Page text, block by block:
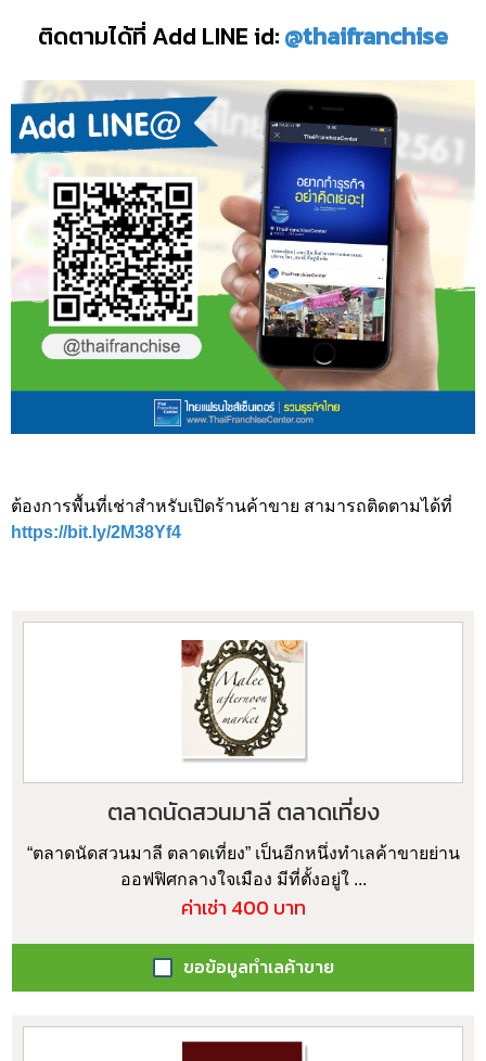
ติดตามได้ที่ Add LINE id:@thaifranchise
ต้องการพื้นที่เช่าสำหรับเปิดร้านค้าขาย สามารถติดตามได้ที่
https://bit.ly/2M38Yf4
ตลาดนัดสวนมาลี ตลาดเที่ยง
“ตลาดนัดสวนมาลี ตลาดเที่ยง” เป็นอีกหนึ่งทำเลค้าขายย่าน
ออฟฟิศกลางใจเมือง มีที่ตั้งอยู่ใ ...
ค่าเช่า 400 บาท
ขอข้อมูลทำเลค้าขาย